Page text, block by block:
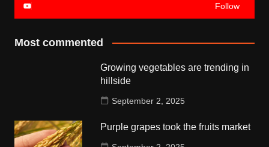
Follow
Most commented
Growing vegetables are trending in
hillside
September 2, 2025
Purple grapes took the fruits market